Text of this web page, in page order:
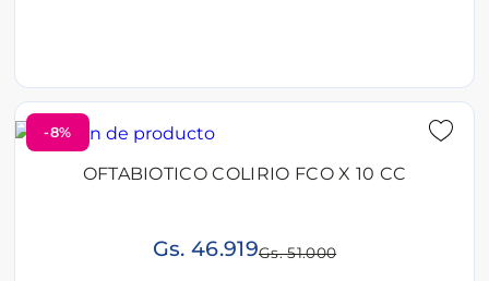
-8%
OFTABIOTICO COLIRIO FCO X 10 CC
Gs. 46.919Gs. 51.000